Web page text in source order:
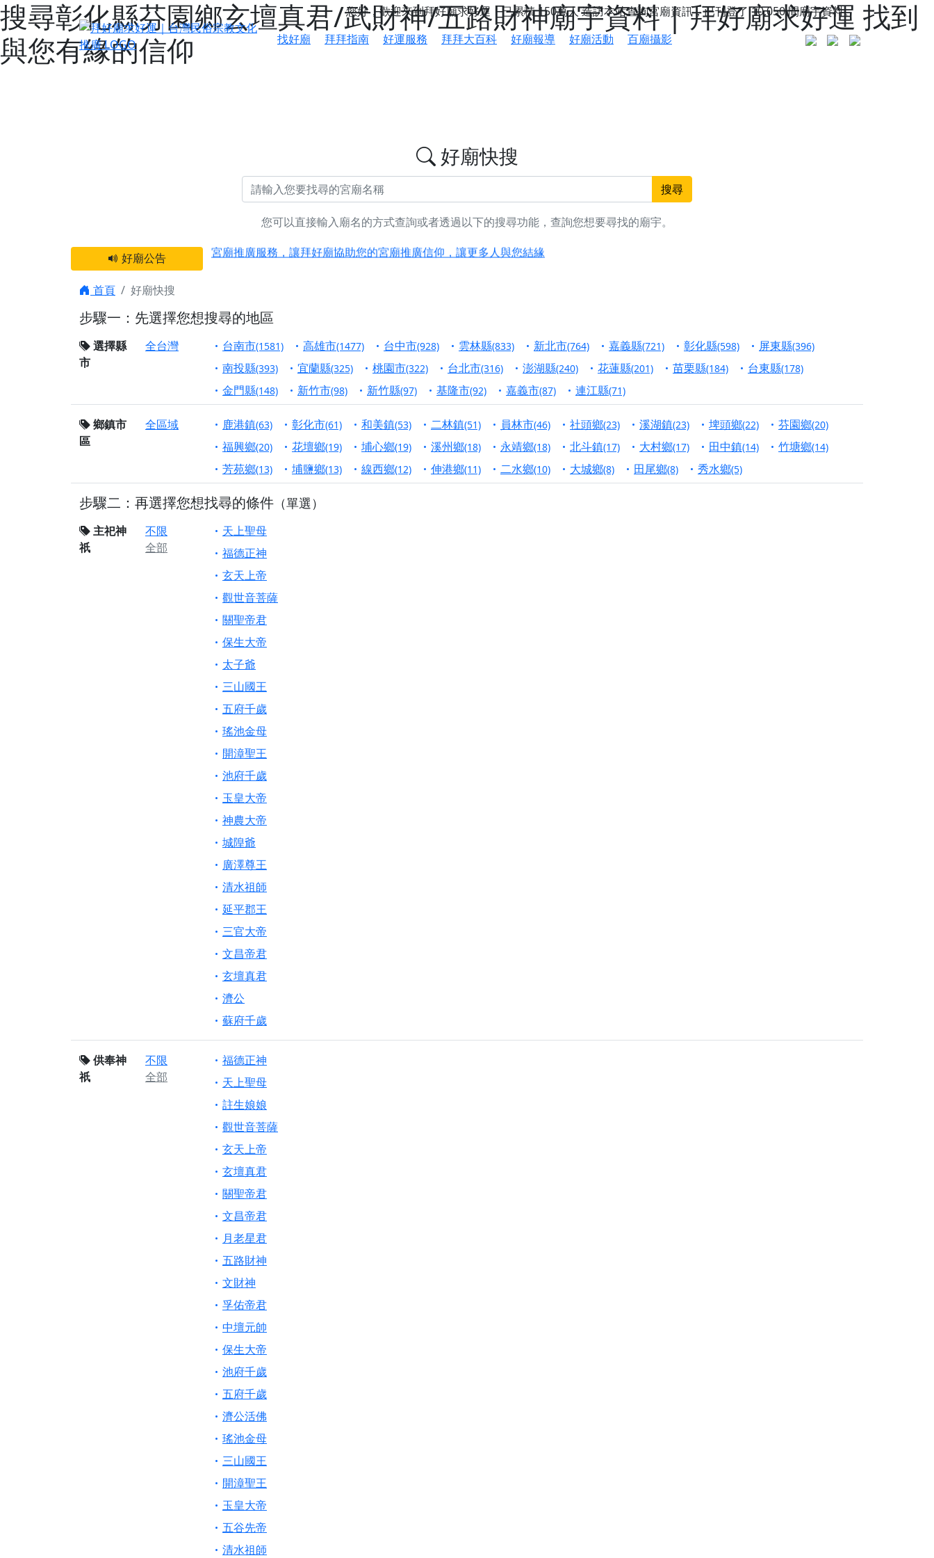
搜尋彰化縣芬園鄉玄壇真君/武財神/五路財神廟宇資料 | 拜好廟求好運 找到
與您有緣的信仰
您好，歡迎來到拜好廟求好運，已累積150萬人造訪本站查詢宮廟資訊，已刊登了10,050間廟宇資料。
找好廟
拜拜指南 好運服務 拜拜大百科 好廟報導 好廟活動 百廟攝影
好廟快搜
搜尋
您可以直接輸入廟名的方式查詢或者透過以下的搜尋功能，查詢您想要尋找的廟宇。
好廟公告
感謝 【新竹縣新豐鄉 池和宮】 贊助支持我們推廣台灣民俗宗教文化
宮廟推廣服務，讓拜好廟協助您的宮廟推廣信仰，讓更多人與您結緣
【屏東縣獅子鄉 楓港清華山聖天宮】驪山母娘聖誕暨中元普渡大法會，誠邀十方善信大德，一同回到母娘慈悲座前，祈福納祥、慎
終追遠、廣植福田
【桃園市 桃園蓮華寺】盂蘭盆中元報恩法會，這場法會不只是超薦與普渡，更是一份對祖先的感恩、對親人的思念，也是為家人祈
願平安順遂的慈悲心意。
【桃園龜山 慈恩宮】丙午年梁皇寶懺法會，一念虔誠禮寶懺，一分懺悔植福田，誠邀十方善信大德共同參與。
【新北貢寮 南極玉明殿】中元普渡大法會，誠摯歡迎十方善信大德隨喜贊普，為祖先親眷祈求安息，也為自身與家人累積福德、種
下善緣。
【桃園慈善宮(天公廟)】中元普渡交給專業的來，省時省力又積福！「玉皇大帝 大天尊」 親自坐鎮主法！幫你累積的功德福報自然
是「超級加倍」！
【台北北投 福慶宮】慶讚中元普渡法會，誠摯邀請十方善信大德，一同回到北投土地公埔，祈願闔家平安、地方祥和、福運綿長。
【桃園龜山 慈恩宮】瑤池金母聖誕祝壽盛典，邀請十方善信大德蒞臨參香祝壽，同沐母娘慈光，共祈平安吉祥
【桃園龜山 慈恩宮】丙午年慶讚中元普渡法會，正是讓我們用善念與功德，迴向冥陽兩利、闔家平安的殊勝因緣。
【新北八里 紫德宮】丙午年中元普渡讚普超薦法會，普施眾生・慎終追遠・廣植福田
【台北北投金虎爺會】父親節陪爸爸一起闖關趣，邀請大小朋友一起留下珍貴的家庭回憶
【新北八里 紫德宮】父親節奉茶感恩活動，一杯茶，一份心意；一句感謝，一生難忘。
【桃園新屋 深圳玄天宮】農曆七月擴大犒軍科儀，吉祥月不只有普渡祈福，也有一份感謝守護的虔誠心意
【桃園新屋 深圳玄天宮】七娘媽聖誕祝壽慶典，誠摯邀請十方善信大德攜家帶眷前來參香，共同向七娘媽祝壽祈福
【桃園慈善宮(天公廟)】虎爺元帥 開光大典，祈求虎爺神威護持，庇佑闔家平安、財運亨通、事業順遂、百邪退散。
歡迎友廟長官、小編加入我們LINE官方帳號，讓我們協助您的廟宇推廣。
歡迎信眾分享您前往廟宇的參拜體驗，推廣您的信仰
首頁 好廟快搜
步驟一：先選擇您想搜尋的地區
選擇縣
市
全台灣 台南市(1581) 高雄市(1477) 台中市(928) 雲林縣(833) 新北市(764) 嘉義縣(721) 彰化縣(598) 屏東縣(396)
南投縣(393) 宜蘭縣(325) 桃園市(322) 台北市(316) 澎湖縣(240) 花蓮縣(201) 苗栗縣(184) 台東縣(178)
金門縣(148) 新竹市(98) 新竹縣(97) 基隆市(92) 嘉義市(87) 連江縣(71)
鄉鎮市
區
全區域 鹿港鎮(63) 彰化市(61) 和美鎮(53) 二林鎮(51) 員林市(46) 社頭鄉(23) 溪湖鎮(23) 埤頭鄉(22) 芬園鄉(20)
福興鄉(20) 花壇鄉(19) 埔心鄉(19) 溪州鄉(18) 永靖鄉(18) 北斗鎮(17) 大村鄉(17) 田中鎮(14) 竹塘鄉(14)
芳苑鄉(13) 埔鹽鄉(13) 線西鄉(12) 伸港鄉(11) 二水鄉(10) 大城鄉(8) 田尾鄉(8) 秀水鄉(5)
步驟二：再選擇您想找尋的條件 （單選）
主祀神
祇
不限
全部
天上聖母
福德正神
玄天上帝
觀世音菩薩
關聖帝君
保生大帝
太子爺
三山國王
五府千歲
瑤池金母
開漳聖王
池府千歲
玉皇大帝
神農大帝
城隍爺
廣澤尊王
清水祖師
延平郡王
三官大帝
文昌帝君
玄壇真君
濟公
蘇府千歲
供奉神
祇
不限
全部
福德正神
天上聖母
註生娘娘
觀世音菩薩
玄天上帝
玄壇真君
關聖帝君
文昌帝君
月老星君
五路財神
文財神
孚佑帝君
中壇元帥
保生大帝
池府千歲
五府千歲
濟公活佛
瑤池金母
三山國王
開漳聖王
玉皇大帝
五谷先帝
清水祖師